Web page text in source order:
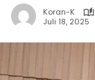
Koran-K
Juli 18, 2025